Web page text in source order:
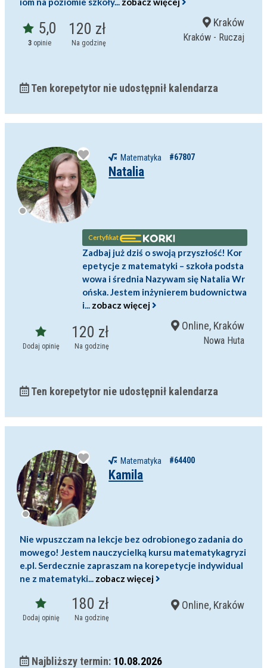
5,0
3 opinie
120 zł
Na godzinę
Kraków
Kraków - Ruczaj
Ten korepetytor nie udostępnił kalendarza
Matematyka #67807
Natalia
Certyfikat
Zadbaj już dziś o swoją przyszłość! Kor
epetycje z matematyki – szkoła podsta
wowa i średnia Nazywam się Natalia Wr
ońska. Jestem inżynierem budownictwa
i... zobacz więcej
Dodaj opinię
120 zł
Na godzinę
Online, Kraków
Nowa Huta
Ten korepetytor nie udostępnił kalendarza
Matematyka #64400
Kamila
Nie wpuszczam na lekcje bez odrobionego zadania do
mowego! Jestem nauczycielką kursu matematykagryzi
e.pl. Serdecznie zapraszam na korepetycje indywidual
ne z matematyki... zobacz więcej
Dodaj opinię
180 zł
Na godzinę
Online, Kraków
Najbliższy termin: 10.08.2026